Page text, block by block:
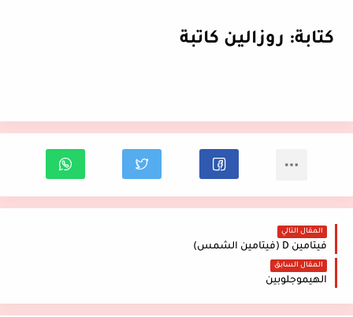
كتابة: روزالين كاتبة
المقال التالي
فيتامين D (فيتامين الشمس)
المقال السابق
الهيموجلوبين